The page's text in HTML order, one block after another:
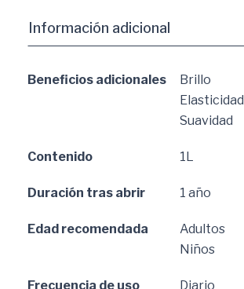
Información adicional
Beneficios adicionales
Brillo
Elasticidad
Suavidad
Contenido 1L
Duración tras abrir 1 año
Edad recomendada
Adultos
Niños
Frecuencia de uso Diario